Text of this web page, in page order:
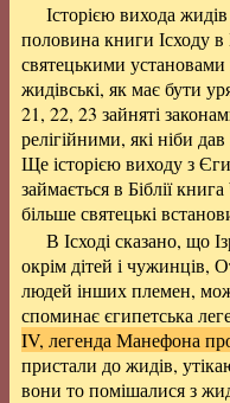
Історією вихода
половина книги Ісходу в
святецькими установами
жидівські, як має бути
21, 22, 23 зайняті
релігійними, які ніби
Ще історією виходу з
займається в Біблії
більше святецькі
В Ісході сказано, що
окрім дітей і
людей інших племен,
споминає єгипетська
IV, легенда Манефона
пристали до жидів,
вони то помішалися з